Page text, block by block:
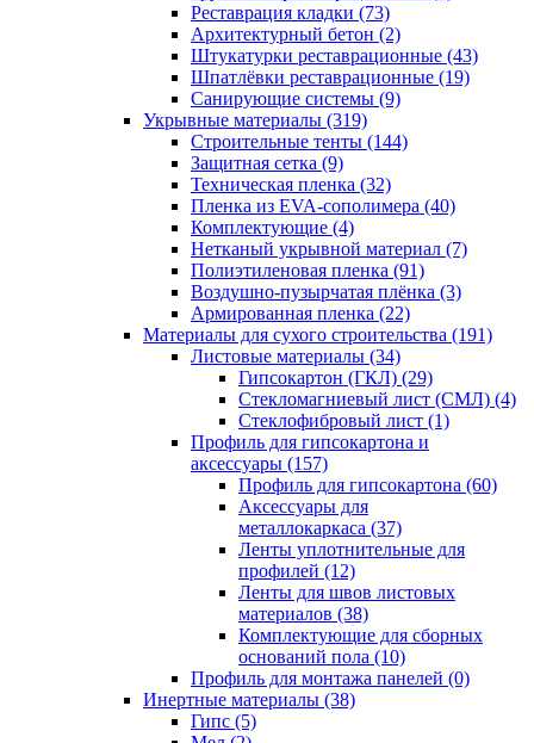
Реставрация кладки (73)
Архитектурный бетон (2)
Штукатурки реставрационные (43)
Шпатлёвки реставрационные (19)
Санирующие системы (9)
Укрывные материалы (319)
Строительные тенты (144)
Защитная сетка (9)
Техническая пленка (32)
Пленка из EVA-сополимера (40)
Комплектующие (4)
Нетканый укрывной материал (7)
Полиэтиленовая пленка (91)
Воздушно-пузырчатая плёнка (3)
Армированная пленка (22)
Материалы для сухого строительства (191)
Листовые материалы (34)
Гипсокартон (ГКЛ) (29)
Стекломагниевый лист (СМЛ) (4)
Cтеклофибровый лист (1)
Профиль для гипсокартона и
аксессуары (157)
Профиль для гипсокартона (60)
Аксессуары для
металлокаркаса (37)
Ленты уплотнительные для
профилей (12)
Ленты для швов листовых
материалов (38)
Комплектующие для сборных
оснований пола (10)
Профиль для монтажа панелей (0)
Инертные материалы (38)
Гипс (5)